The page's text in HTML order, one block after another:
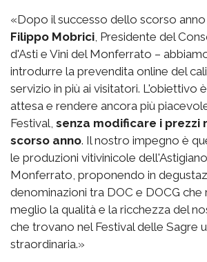
«Dopo il successo dello scorso
Filippo Mobrici, Presidente del
d'Asti e Vini del Monferrato –
introdurre la prevendita online del
servizio in più ai visitatori. L'obiettivo
attesa e rendere ancora più
Festival, senza modificare i prezzi
scorso anno. Il nostro impegno è
le produzioni vitivinicole
Monferrato, proponendo in
denominazioni tra DOC e DOCG
meglio la qualità e la ricchezza del
che trovano nel Festival delle Sagre
straordinaria.»